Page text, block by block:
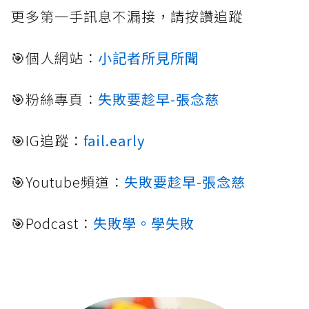
更多第一手訊息不漏接，請按讚追蹤
🎯個人網站： 小記者所見所聞
🎯粉絲專頁： 失敗要趁早-張念慈
🎯IG追蹤： fail.early
🎯Youtube頻道： 失敗要趁早-張念慈
🎯Podcast： 失敗學。學失敗